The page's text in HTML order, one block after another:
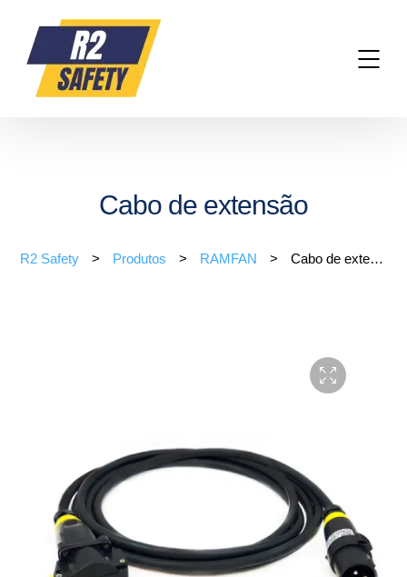
Cabo de extensão
R2 Safety > Produtos > RAMFAN > Cabo de extensão